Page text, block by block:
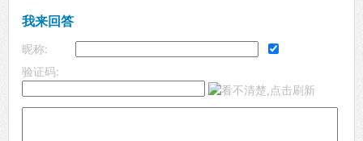
我来回答
昵称:
验证码: